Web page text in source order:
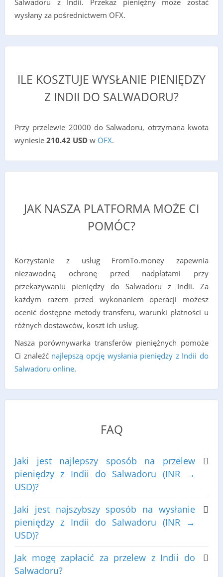
wysłany za pośrednictwem OFX.
ILE KOSZTUJE WYSŁANIE PIENIĘDZY
Z INDII DO SALWADORU?
Przy przelewie 20000 do Salwadoru, otrzymana kwota
wyniesie 210.42 USDw OFX.
JAK NASZA PLATFORMA MOŻE CI
POMÓC?
Korzystanie z usług FromTo.money zapewnia
niezawodną ochronę przed nadpłatami przy
przekazywaniu pieniędzy do Salwadoru z Indii. Za
każdym razem przed wykonaniem operacji możesz
ocenić dostępne metody transferu, warunki płatności u
różnych dostawców, koszt ich usług.
Nasza porównywarka transferów pieniężnych pomoże
Ci znaleźć najlepszą opcję wysłania pieniędzy z Indii do
Salwadoru online.
FAQ
Jaki jest najlepszy sposób na przelew
pieniędzy z Indii do Salwadoru (INR →
USD)?
Jaki jest najszybszy sposób na wysłanie
pieniędzy z Indii do Salwadoru (INR →
USD)?
Jak mogę zapłacić za przelew z Indii do
Salwadoru?